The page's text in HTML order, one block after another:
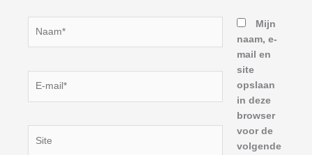
Mijn
naam, e-
mail en
site
opslaan
in deze
browser
voor de
volgende